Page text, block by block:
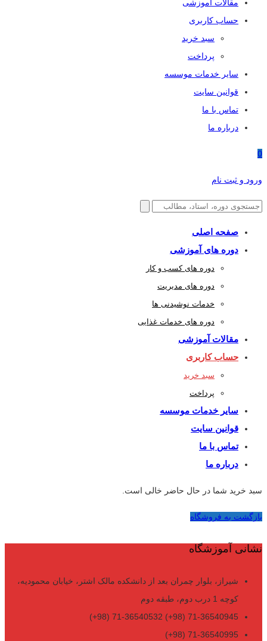
مقالات آموزشی
حساب کاربری
سبد خرید
پرداخت
سایر خدمات موسسه
قوانین سایت
تماس با ما
درباره ما
0
ورود و ثبت نام
صفحه اصلی
دوره های آموزشی
دوره های کسب و کار
دوره های مدیریت
خدمات نوشیدنی ها
دوره های خدمات غذایی
مقالات آموزشی
حساب کاربری
سبد خرید
پرداخت
سایر خدمات موسسه
قوانین سایت
تماس با ما
درباره ما
سبد خرید شما در حال حاضر خالی است.
بازگشت به فروشگاه
نشانی آموزشگاه
شیراز، بلوار چمران بعد از دانشکده مالک اشتر، خیابان محمودیه،
کوچه 1 درب دوم، طبقه دوم
71-36540945 (98+) 71-36540532 (98+)
71-36540995 (98+)